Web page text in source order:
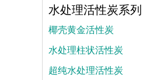
水处理活性炭系列
椰壳黄金活性炭
水处理柱状活性炭
超纯水处理活性炭